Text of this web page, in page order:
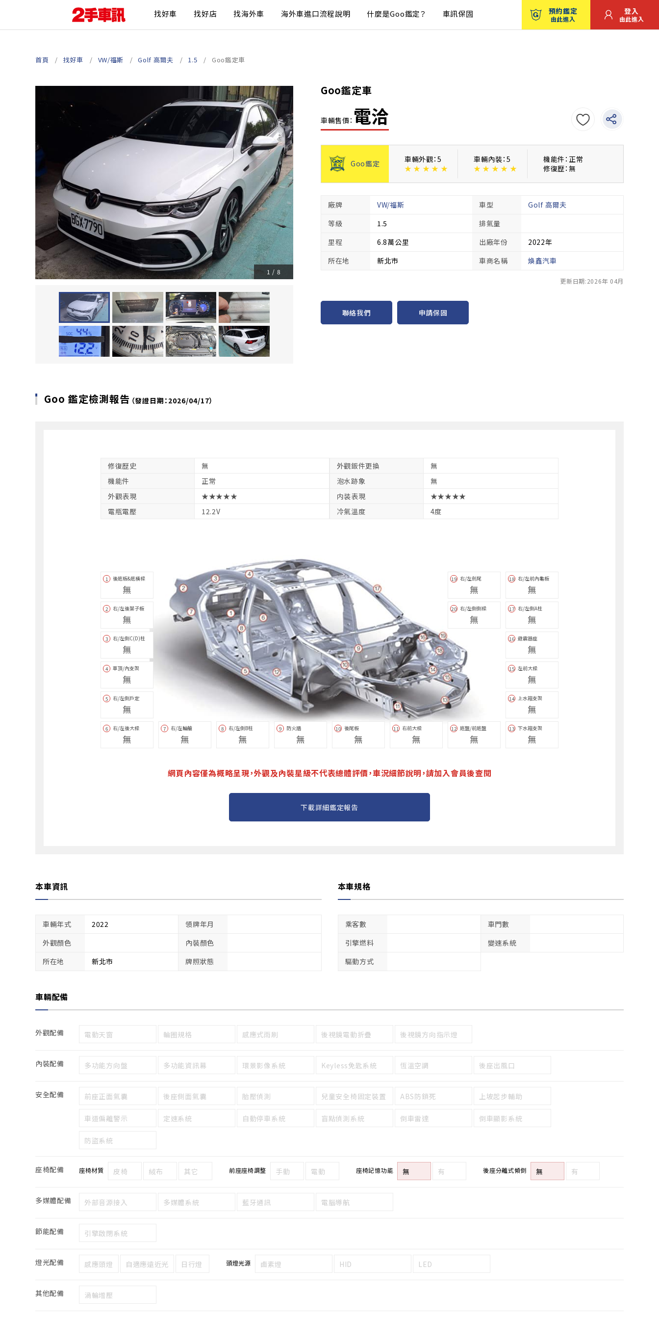
找好車 找好店 找海外車 海外車進口流程說明 什麼是Goo鑑定？ 車訊保固 預約鑑定
由此進入
登入
由此進入
首頁 找好車 VW/福斯 Golf 高爾夫 1.5 Goo鑑定車
Goo鑑定車
車輛售價： 電洽
1 / 8
Goo鑑定
車輛外觀：5
★ ★ ★ ★ ★
車輛內裝：5
★ ★ ★ ★ ★
機能件：正常
修復歴：無
廠牌 VW/福斯 車型
Golf 高爾夫
等級
1.5
排氣量
里程
6.8萬公里 出廠年份
2022年
所在地
新北市 車商名稱 煥鑫汽車
更新日期:2026年 04月
聯絡我們 申請保固
Goo 鑑定檢測報告 （發證日期：2026/04/17）
修復歴史 無 外觀鈑件更換
無
機能件
正常 泡水跡象
無
外觀表現
★★★★★ 内装表現
★★★★★
電瓶電壓
12.2V 冷氣溫度 4度
1 後底板&底橫樑
無
2 右/左後葉子板
無
3 右/左側C(D)柱
無
4 車頂/內支架
無
5 右/左側戶定
無
6 右/左後大樑
無
7 右/左輪艙
無
8 右/左側B柱
無
9 防火牆
無
10 後尾板
無
11 右前大樑
無
12 底盤/前底盤
無
13 下水箱支架
無
14 上水箱支架
無
15 左前大樑
無
16 避震器座
無
17 右/左側A柱
無
18 右/左前內龜板
無
19 右/左劍尾
無
20 右/左側側樑
無
網頁內容僅為概略呈現，外觀及內裝星級不代表總體評價，車況細節說明，請加入會員後查閱
下載詳細鑑定報告
本車資訊
車輛年式 2022
領牌年月
外觀顏色
內裝顏色
所在地
新北市 牌照狀態
本車規格
乘客數
車門數
引擎燃料
變速系統
驅動方式
車輛配備
外觀配備 電動天窗 輪圈規格 感應式雨刷 後視鏡電動折疊 後視鏡方向指示燈
內裝配備 多功能方向盤 多功能資訊幕 環景影像系統 Keyless免匙系統 恆溫空調 後座出風口
安全配備 前座正面氣囊 後座側面氣囊 胎壓偵測 兒童安全椅固定裝置 ABS防鎖死 上坡起步輔助
車道偏離警示 定速系統 自動停車系統 盲點偵測系統 倒車雷達 倒車顯影系統
防盜系統
座椅配備 座椅材質 皮椅 絨布 其它 前座座椅調整 手動 電動 座椅記憶功能 無 有 後座分離式傾倒 無 有
多媒體配備 外部音源接入 多媒體系統 藍牙通訊 電腦導航
節能配備 引擎啟閉系統
燈光配備 感應頭燈 自適應遠近光 日行燈 頭燈光源 鹵素燈 HID LED
其他配備 渦輪增壓